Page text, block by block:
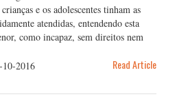
e os adolescentes tinham as
atendidas, entendendo esta
como incapaz, sem direitos nem
10-2016 Read Article